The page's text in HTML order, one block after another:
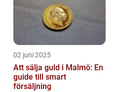
02 juni 2025
Att sälja guld i Malmö: En
guide till smart
försäljning